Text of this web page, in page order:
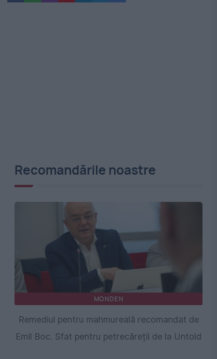
Recomandările noastre
MONDEN
Remediul pentru mahmureală recomandat de
Emil Boc. Sfat pentru petrecăreții de la Untold